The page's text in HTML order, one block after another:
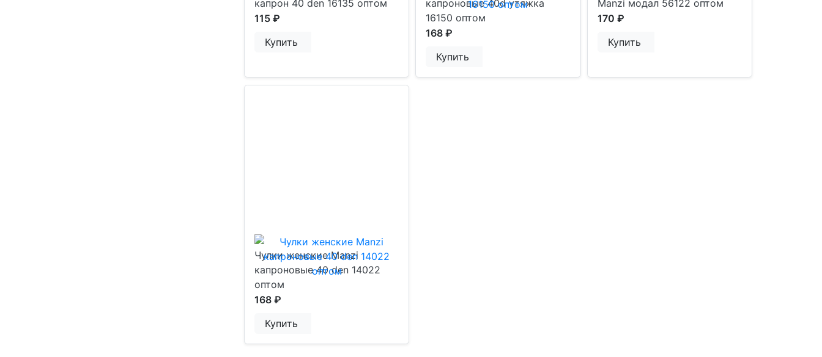
капрон 40 den 16135 оптом
115 ₽
Купить
капроновые 40d утяжка
16150 оптом
168 ₽
Купить
Manzi модал 56122 оптом
170 ₽
Купить
Чулки женские Manzi
капроновые 40 den 14022
оптом
168 ₽
Купить